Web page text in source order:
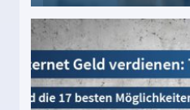
besten Möglichkeiten